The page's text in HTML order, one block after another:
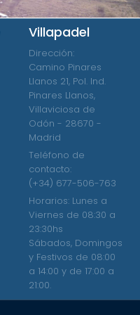
Villapadel
Dirección:
Camino Pinares
Llanos 21, Pol. Ind.
Pinares Llanos,
Villaviciosa de
Odón - 28670 -
Madrid
Teléfono de
contacto:
(+34) 677-506-763
Horarios: Lunes a
Viernes de 08:30 a
23:30hs
Sábados, Domingos
y Festivos de 08:00
a 14:00 y de 17:00 a
21:00.